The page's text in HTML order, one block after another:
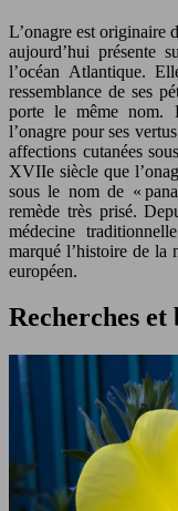
L’onagre est originaire
aujourd’hui présente
l’océan Atlantique.
ressemblance de ses
porte le même nom.
l’onagre pour ses
affections cutanées
XVIIe siècle que
sous le nom de «
remède très prisé.
médecine
marqué l’histoire de la
européen.
Recherches et